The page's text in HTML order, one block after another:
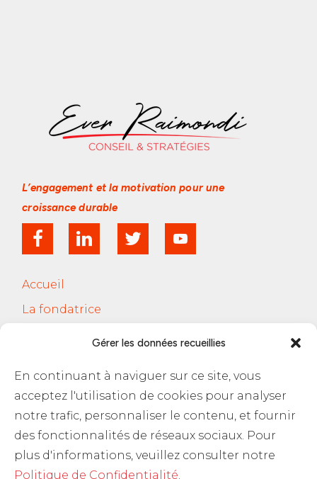
Gérer les données recueillies
En continuant à naviguer sur ce site, vous
acceptez l'utilisation de cookies pour analyser
notre trafic, personnaliser le contenu, et fournir
des fonctionnalités de réseaux sociaux. Pour
plus d'informations, veuillez consulter notre
Politique de Confidentialité.
L’engagement et la motivationpour une
croissance durable
Accueil
La fondatrice
Blog Les RH
Contact
Politique de confidentialité